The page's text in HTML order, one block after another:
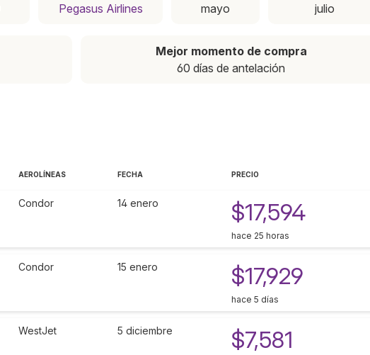
Pegasus Airlines
mayo
julio
Mejor momento de compra
60 días de antelación
AEROLÍNEAS FECHA PRECIO
Condor 14 enero $17,594
hace 25 horas
Condor 15 enero $17,929
hace 5 días
WestJet 5 diciembre $7,581